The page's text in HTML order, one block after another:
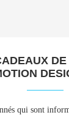
qui sont